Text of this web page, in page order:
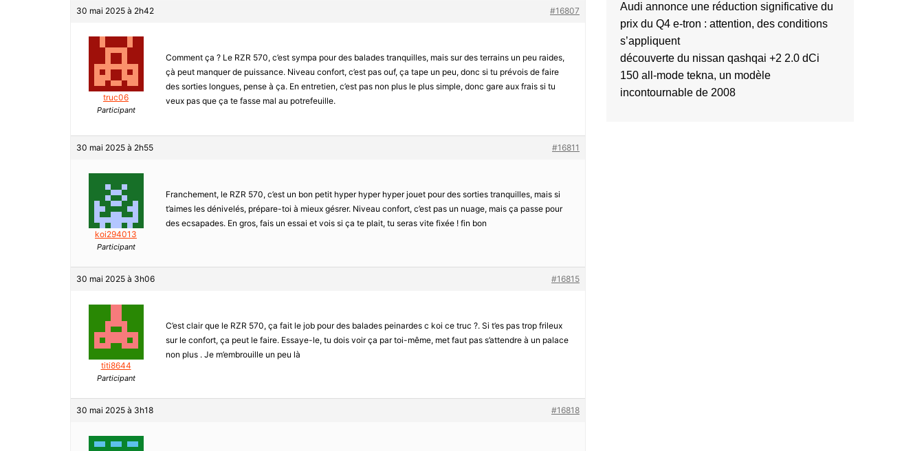
30 mai 2025 à 2h42 #16807
truc06
Participant
Comment ça ? Le RZR 570, c’est sympa pour des balades tranquilles, mais sur des terrains un peu raides,
çà peut manquer de puissance. Niveau confort, c’est pas ouf, ça tape un peu, donc si tu prévois de faire
des sorties longues, pense à ça. En entretien, c’est pas non plus le plus simple, donc gare aux frais si tu
veux pas que ça te fasse mal au potrefeuille.
30 mai 2025 à 2h55 #16811
koi294013
Participant
Franchement, le RZR 570, c’est un bon petit hyper hyper hyper jouet pour des sorties tranquilles, mais si
t’aimes les dénivelés, prépare-toi à mieux gésrer. Niveau confort, c’est pas un nuage, mais ça passe pour
des ecsapades. En gros, fais un essai et vois si ça te plait, tu seras vite fixée ! fin bon
30 mai 2025 à 3h06 #16815
titi8644
Participant
C’est clair que le RZR 570, ça fait le job pour des balades peinardes c koi ce truc ?. Si t’es pas trop frileux
sur le confort, ça peut le faire. Essaye-le, tu dois voir ça par toi-même, met faut pas s’attendre à un palace
non plus . Je m’embrouille un peu là
30 mai 2025 à 3h18 #16818
Audi annonce une réduction significative du
prix du Q4 e-tron : attention, des conditions
s’appliquent
découverte du nissan qashqai +2 2.0 dCi
150 all-mode tekna, un modèle
incontournable de 2008